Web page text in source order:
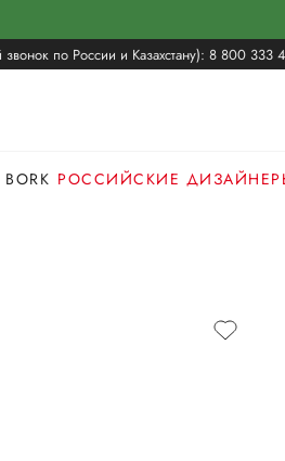
по России и Казахстану): 8 800 333
BORK РОССИЙСКИЕ